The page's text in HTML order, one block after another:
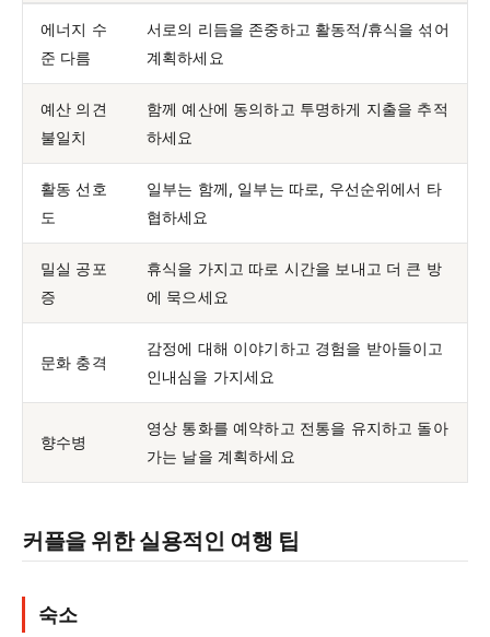
에너지 수
준 다름
서로의 리듬을 존중하고 활동적/휴식을 섞어
계획하세요
예산 의견
불일치
함께 예산에 동의하고 투명하게 지출을 추적
하세요
활동 선호
도
일부는 함께, 일부는 따로, 우선순위에서 타
협하세요
밀실 공포
증
휴식을 가지고 따로 시간을 보내고 더 큰 방
에 묵으세요
문화 충격
감정에 대해 이야기하고 경험을 받아들이고
인내심을 가지세요
향수병
영상 통화를 예약하고 전통을 유지하고 돌아
가는 날을 계획하세요
커플을 위한 실용적인 여행 팁
숙소